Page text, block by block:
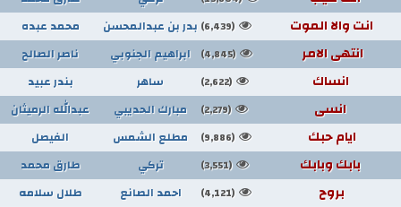
انت والا الموت (6,439) بدر بن عبدالمحسن محمد عبده
انتهى الامر (4,845) ابراهيم الجنوبي ناصر الصالح
انساك (2,622) ساهر بندر عبيد
انسى (2,279) مبارك الحديبي عبدالله الرميثان
ايام حبك (9,886) مطلع الشمس الفيصل
بابك وبابك (3,551) تركي طارق محمد
بروح (4,121) احمد الصانع طلال سلامه